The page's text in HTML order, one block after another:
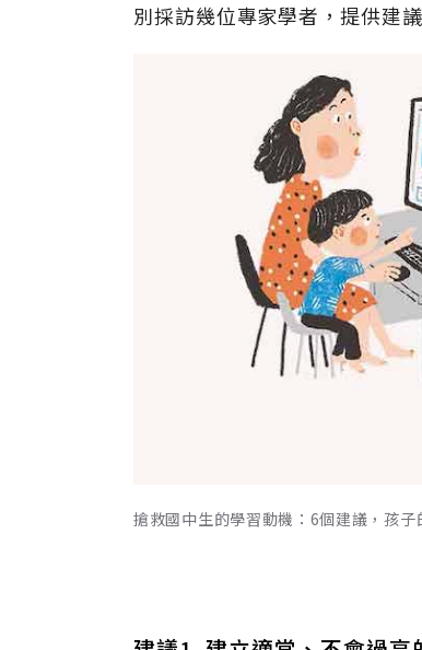
別採訪幾位專家學者，提供建議
搶救國中生的學習動機：6個建議，孩